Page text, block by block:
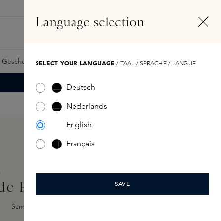
Samples Skins Exclusives Skins Boxen
Parfum 100ml
Sample hinzufügen
Language selection
SELECT YOUR LANGUAGE / TAAL / SPRACHE / LANGUE
Deutsch
Nederlands
English
Français
SAVE